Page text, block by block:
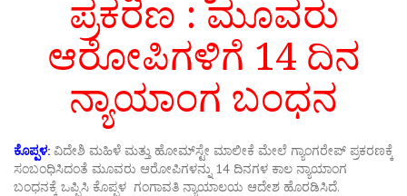
ಪ್ರಕರಣ : ಮೂವರು
ಆರೋಪಿಗಳಿಗೆ 14 ದಿನ
ನ್ಯಾಯಾಂಗ ಬಂಧನ
ಕೊಪ್ಪಳ: ವಿದೇಶಿ ಮಹಿಳೆ ಮತ್ತು ಹೋಮ್‌ಸ್ಟೇ ಮಾಲೀಕೆ ಮೇಲೆ ಗ್ಯಾಂಗರೇಪ್ ಪ್ರಕರಣಕ್ಕೆ
ಸಂಬಂಧಿಸಿದಂತೆ ಮೂವರು ಆರೋಪಿಗಳನ್ನು 14 ದಿನಗಳ ಕಾಲ ನ್ಯಾಯಾಂಗ
ಬಂಧನಕ್ಕೆ ಒಪ್ಪಿಸಿ ಕೊಪ್ಪಳ ಗಂಗಾವತಿ ನ್ಯಾಯಾಲಯ ಆದೇಶ ಹೊರಡಿಸಿದೆ.